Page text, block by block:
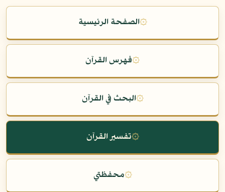
۞الصفحة الرئيسية
۞فهرس القرآن
۞البحث في القرآن
۞تفسير القرآن
۞محفظتي